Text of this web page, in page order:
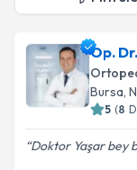
Op.
Bursa,
5 (8
Doktor Yaşar bey